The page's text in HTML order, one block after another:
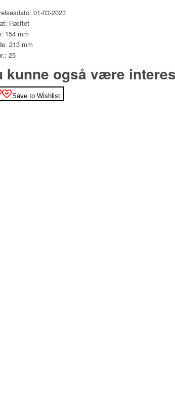
01-03-2023
Hæftet
154 mm
213 mm
25
kunne også være
Save to Wishlist